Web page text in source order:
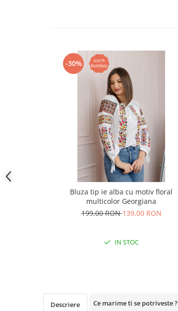
-30%
Bluza tip ie alba cu motiv floral
multicolor Georgiana
199,00 RON139,00 RON
IN STOC
Descriere Ce marime ti se potriveste ?